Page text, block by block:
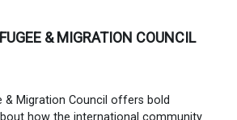
& MIGRATION COUNCIL
& Migration Council offers bold